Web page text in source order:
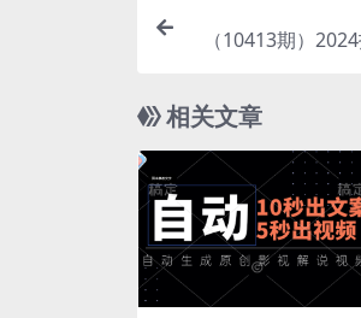
（10413期）
相关文章